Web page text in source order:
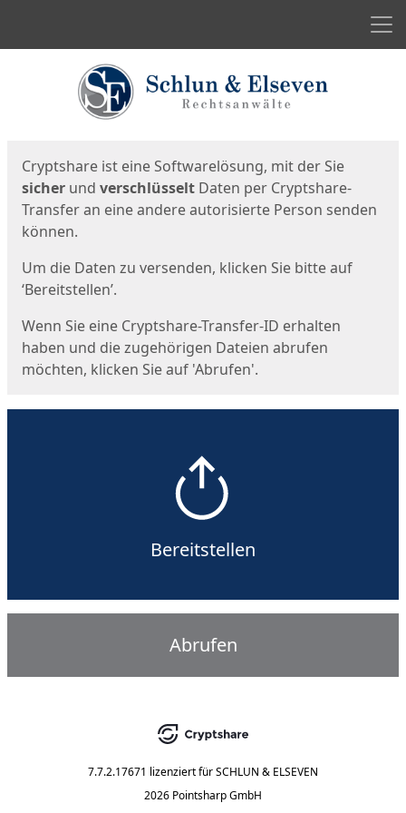
Cryptshare ist eine Softwarelösung, mit der Sie
sicher und verschlüsselt Daten per Cryptshare-
Transfer an eine andere autorisierte Person senden
können.
Um die Daten zu versenden, klicken Sie bitte auf
‘Bereitstellen’.
Wenn Sie eine Cryptshare-Transfer-ID erhalten
haben und die zugehörigen Dateien abrufen
möchten, klicken Sie auf 'Abrufen'.
Bereitstellen
Abrufen
7.7.2.17671 lizenziert fürSCHLUN & ELSEVEN
2026 Pointsharp GmbH